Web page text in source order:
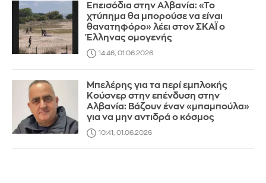
Επεισόδια στην Αλβανία: «Το
χτύπημα θα μπορούσε να είναι
θανατηφόρο» λέει στον ΣΚΑΪ ο
Έλληνας ομογενής
14:46, 01.06.2026
Μπελέρης για τα περί εμπλοκής
Κούσνερ στην επένδυση στην
Αλβανία: Bάζουν έναν «μπαμπούλα»
για να μην αντιδρά ο κόσμος
10:41, 01.06.2026